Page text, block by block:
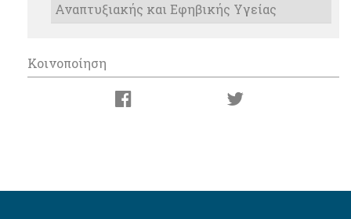
Αναπτυξιακής και Εφηβικής Υγείας
Κοινοποίηση